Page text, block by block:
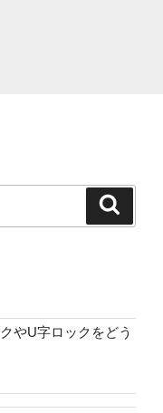
やU字ロックをどう